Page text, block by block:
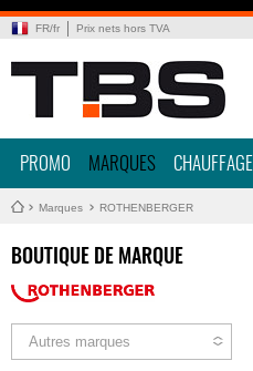
FR/fr Prix nets hors TVA
PROMO MARQUES CHAUFFAGE
Marques ROTHENBERGER
BOUTIQUE DE MARQUE
Autres marques